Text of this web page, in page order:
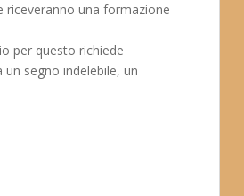
una formazione
per questo richiede
un segno indelebile, un